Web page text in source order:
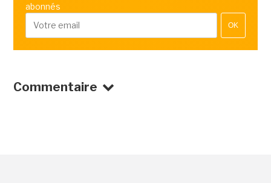
abonnés
OK
Commentaire